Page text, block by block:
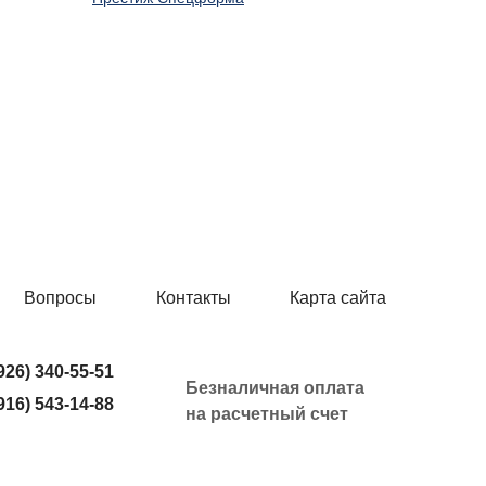
Вопросы Контакты Карта сайта
340-55-51
543-14-88
Безналичная оплата
на расчетный счет